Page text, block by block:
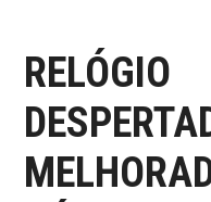
RELÓGIO